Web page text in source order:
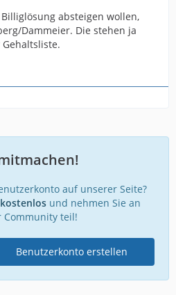
absteigen wollen,
Dammeier. Die stehen ja
auf unserer Seite?
und nehmen Sie an
Community teil!
Benutzerkonto erstellen